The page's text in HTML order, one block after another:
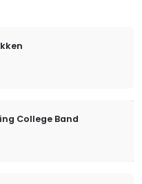
College Band